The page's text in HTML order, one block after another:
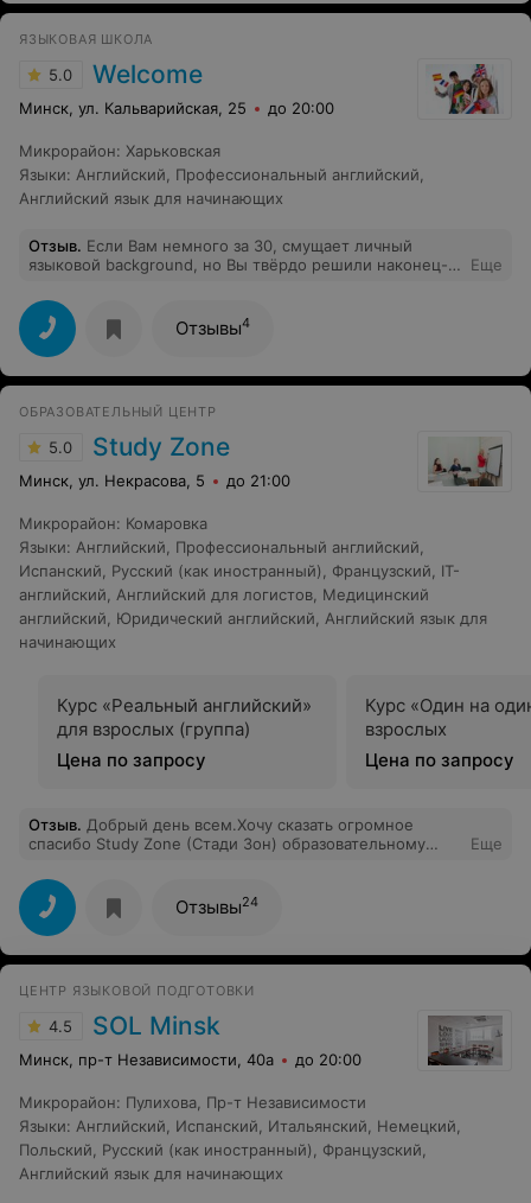
ЯЗЫКОВАЯ ШКОЛА
5.0 Welcome
Минск, ул. Кальварийская, 25 до 20:00
Микрорайон: Харьковская
Языки: Английский Профессиональный английский
Английский язык для начинающих
Отзыв. Если Вам немного за 30, смущает личный
языковой background, но Вы твёрдо решили наконец-
мечту, рекомендую попробовать обучение в языковой
школе “Welcome”. Здесь Вам гарантированы:
минимальный удар по самолюбию; доброжелательная
и комфортная атмосфера занятий в минигруппах (такой
формат обучения гораздо интереснее индивидуальных
структурированная программа обучения,
ориентированная на людей с разным уровнем
подготовки; разноплановая подача и закрепление
материала. Домашние задания не отнимают много
времени и направлены на хорошее усвоение
вода не течёт, желательно много заниматься и
самостоятельно. Но с помощью и под контролем
профессионального педагога ЯШ «Welcome” Татьяны
это получается легко и с удовольствием (из личного
опыта)!
Еще
Отзывы4
ОБРАЗОВАТЕЛЬНЫЙ ЦЕНТР
5.0 Study Zone
Минск, ул. Некрасова, 5 до 21:00
Микрорайон: Комаровка
Языки: Английский Профессиональный английский
Испанский
Русский (как иностранный) Французский
IT-
английский
Английский для логистов Медицинский
английский
Юридический английский
Английский язык для
начинающих
Курс «Реальный английский»
для взрослых (группа)
Цена по запросу
Курс «Один на
взрослых
Цена по запросу
Отзыв. Добрый день всем.Хочу сказать огромное
спасибо Study Zone (Стади Зон) образовательному
они делают в своей работе с теми кто реально хочет
изучать английский язык на самом высоком
уровне.Наш ребенок занимался английским на
протяжении 4 лет.Результат оказался очень
хорошим.Спасибо всем за профессионализм за
детям.На сегодняшний день наш ребенок продолжает
обучение в Великобритании и ту базу знаний который
она получила в образовательном центре нельзя не
отметить.Спасибо лично руководителю Елене
Леонидовне, человеку который всей душой болеет за
Еще
Отзывы24
ЦЕНТР ЯЗЫКОВОЙ ПОДГОТОВКИ
4.5 SOL Minsk
Минск, пр-т Независимости, 40а до 20:00
Микрорайон: Пулихова Пр-т Независимости
Языки: Английский Испанский Итальянский Немецкий
Польский
Русский (как иностранный) Французский
Английский язык для начинающих